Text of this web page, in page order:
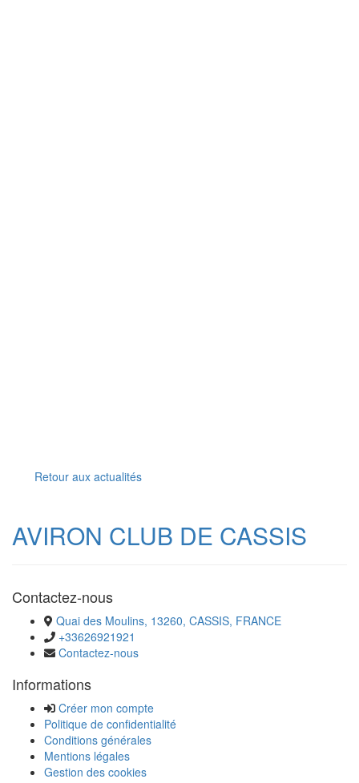
Retour aux actualités
AVIRON CLUB DE CASSIS
Contactez-nous
Quai des Moulins, 13260, CASSIS, FRANCE
+33626921921
Contactez-nous
Informations
Créer mon compte
Politique de confidentialité
Conditions générales
Mentions légales
Gestion des cookies